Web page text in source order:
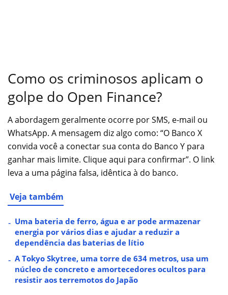
Como os criminosos aplicam o
golpe do Open Finance?
A abordagem geralmente ocorre por SMS, e-mail ou
WhatsApp. A mensagem diz algo como: “O Banco X
convida você a conectar sua conta do Banco Y para
ganhar mais limite. Clique aqui para confirmar”. O link
leva a uma página falsa, idêntica à do banco.
Veja também
Uma bateria de ferro, água e ar pode armazenar
energia por vários dias e ajudar a reduzir a
dependência das baterias de lítio
A Tokyo Skytree, uma torre de 634 metros, usa um
núcleo de concreto e amortecedores ocultos para
resistir aos terremotos do Japão